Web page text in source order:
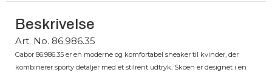
Beskrivelse
Art. No. 86.986.35
Gabor 86.986.35 er en moderne og komfortabel sneaker til kvinder, der
kombinerer sporty detaljer med et stilrent udtryk. Skoen er designet i en